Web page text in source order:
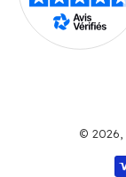
© 2026,